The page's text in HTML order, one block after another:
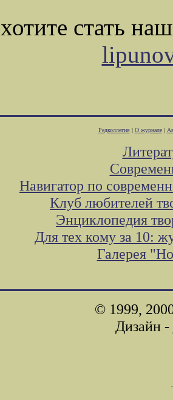
стать
Редколлегия| О журнале|
Навигатор по
Клуб любителей
Энциклопедия
Для тех кому за 10:
Галерея
© 1999,
Дизайн -